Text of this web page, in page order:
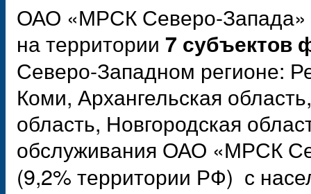
ОАО «МРСК Северо-Запада»
на территории 7 субъектов
Северо-Западном регионе:
Коми, Архангельская
область, Новгородская
обслуживания ОАО «МРСК
(9,2% территории РФ) с